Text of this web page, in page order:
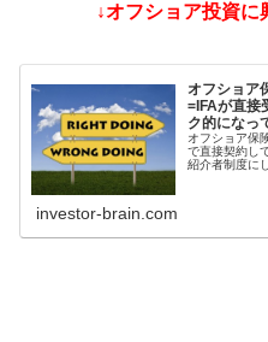
↓オフショア投資に
オフショア
=IFAが直接
ク的になっ
オフショア保
で直接契約し
紹介者制度に
investor-brain.com